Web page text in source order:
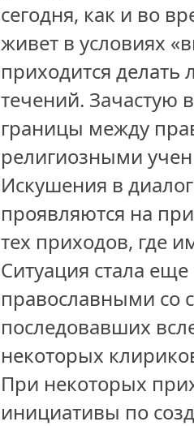
сегодня, как и во
живет в условиях
приходится
течений. Зачастую
границы между
религиозными
Искушения в
проявляются на
тех приходов, где
Ситуация стала
православными со
последовавших
некоторых
При некоторых
инициативы по